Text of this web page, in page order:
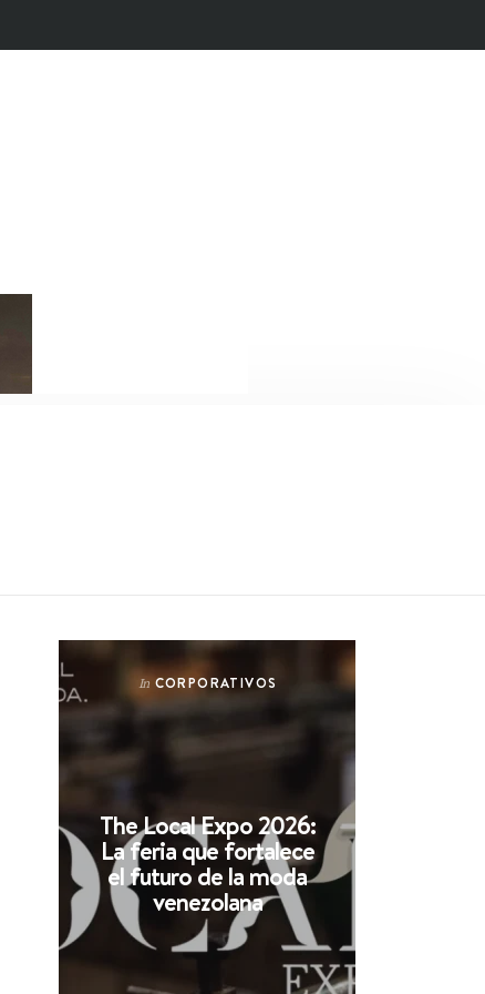
In CORPORATIVOS
The Local Expo 2026:
La feria que fortalece
el futuro de la moda
venezolana